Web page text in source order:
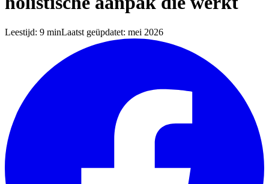
Leestijd: 9 minLaatst geüpdatet: mei 2026